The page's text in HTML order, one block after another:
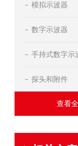
模拟示波器
数字示波器
手持式数字示
探头和附件
查看